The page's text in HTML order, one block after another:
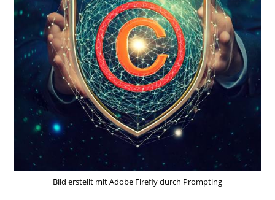
Bild erstellt mit Adobe Firefly durch Prompting